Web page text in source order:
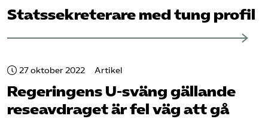
Statssekreterare med tung profil
27 oktober 2022 Artikel
Regeringens U-sväng gällande
reseavdraget är fel väg att gå